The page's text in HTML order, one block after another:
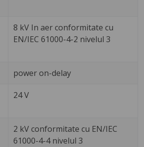
8 kV In aer conformitate cu
EN/IEC 61000-4-2 nivelul 3
power on-delay
24 V
2 kV conformitate cu EN/IEC
61000-4-4 nivelul 3